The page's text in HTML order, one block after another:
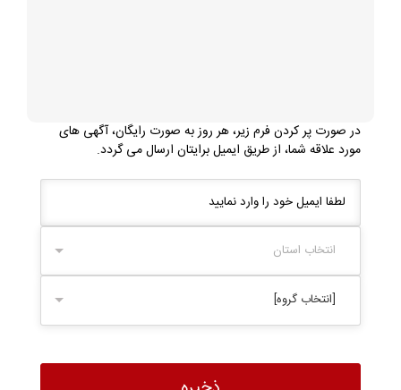
در صورت پر کردن فرم زیر، هر روز به صورت رایگان، آگهی های
مورد علاقه شما، از طریق ایمیل برایتان ارسال می گردد.
انتخاب استان
[انتخاب گروه]